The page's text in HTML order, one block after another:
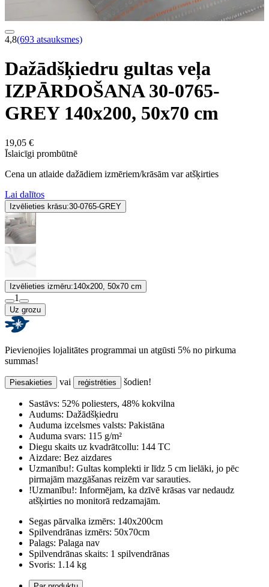
4,8(693 atsauksmes)
Dažādšķiedru gultas veļa
IZPĀRDOŠANA 30-0765-
GREY 140x200, 50x70 cm
19,05 €
Īslaicīgi prombūtnē
Cena un atlaide dažādiem izmēriem/krāsām var atšķirties
Lai dalītos
Izvēlieties krāsu:30-0765-GREY
Izvēlieties izmēru:140x200, 50x70 cm
1
Uz grozu
Pievienojies lojalitātes programmai un atgūsti 5% no pirkuma
summas!
Piesakieties vai reģistrēties šodien!
Sastāvs: 52% poliesters, 48% kokvilna
Audums: Dažādšķiedru
Auduma izcelsmes valsts: Pakistāna
Auduma svars: 115 g/m²
Diegu skaits uz kvadrātcollu: 144 TC
Aizdare: Bez aizdares
Uzmanību!: Gultas komplekti ir līdz 5 cm lielāki, jo pēc
pirmajām mazgāšanas reizēm var sarauties.
!Uzmanību!: Informējam, ka dzīvē krāsas var nedaudz
atšķirties no monitorā redzamajām.
Segas pārvalka izmērs: 140x200cm
Spilvendrānas izmērs: 50x70cm
Palags: Palaga nav
Spilvendrānas skaits: 1 spilvendrānas
Svoris: 1.14 kg